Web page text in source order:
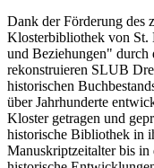
Dank der Förderung des
Klosterbibliothek von St.
und Beziehungen" durch
rekonstruieren SLUB
historischen
über Jahrhunderte
Kloster getragen und
historische Bibliothek in
Manuskriptzeitalter bis in